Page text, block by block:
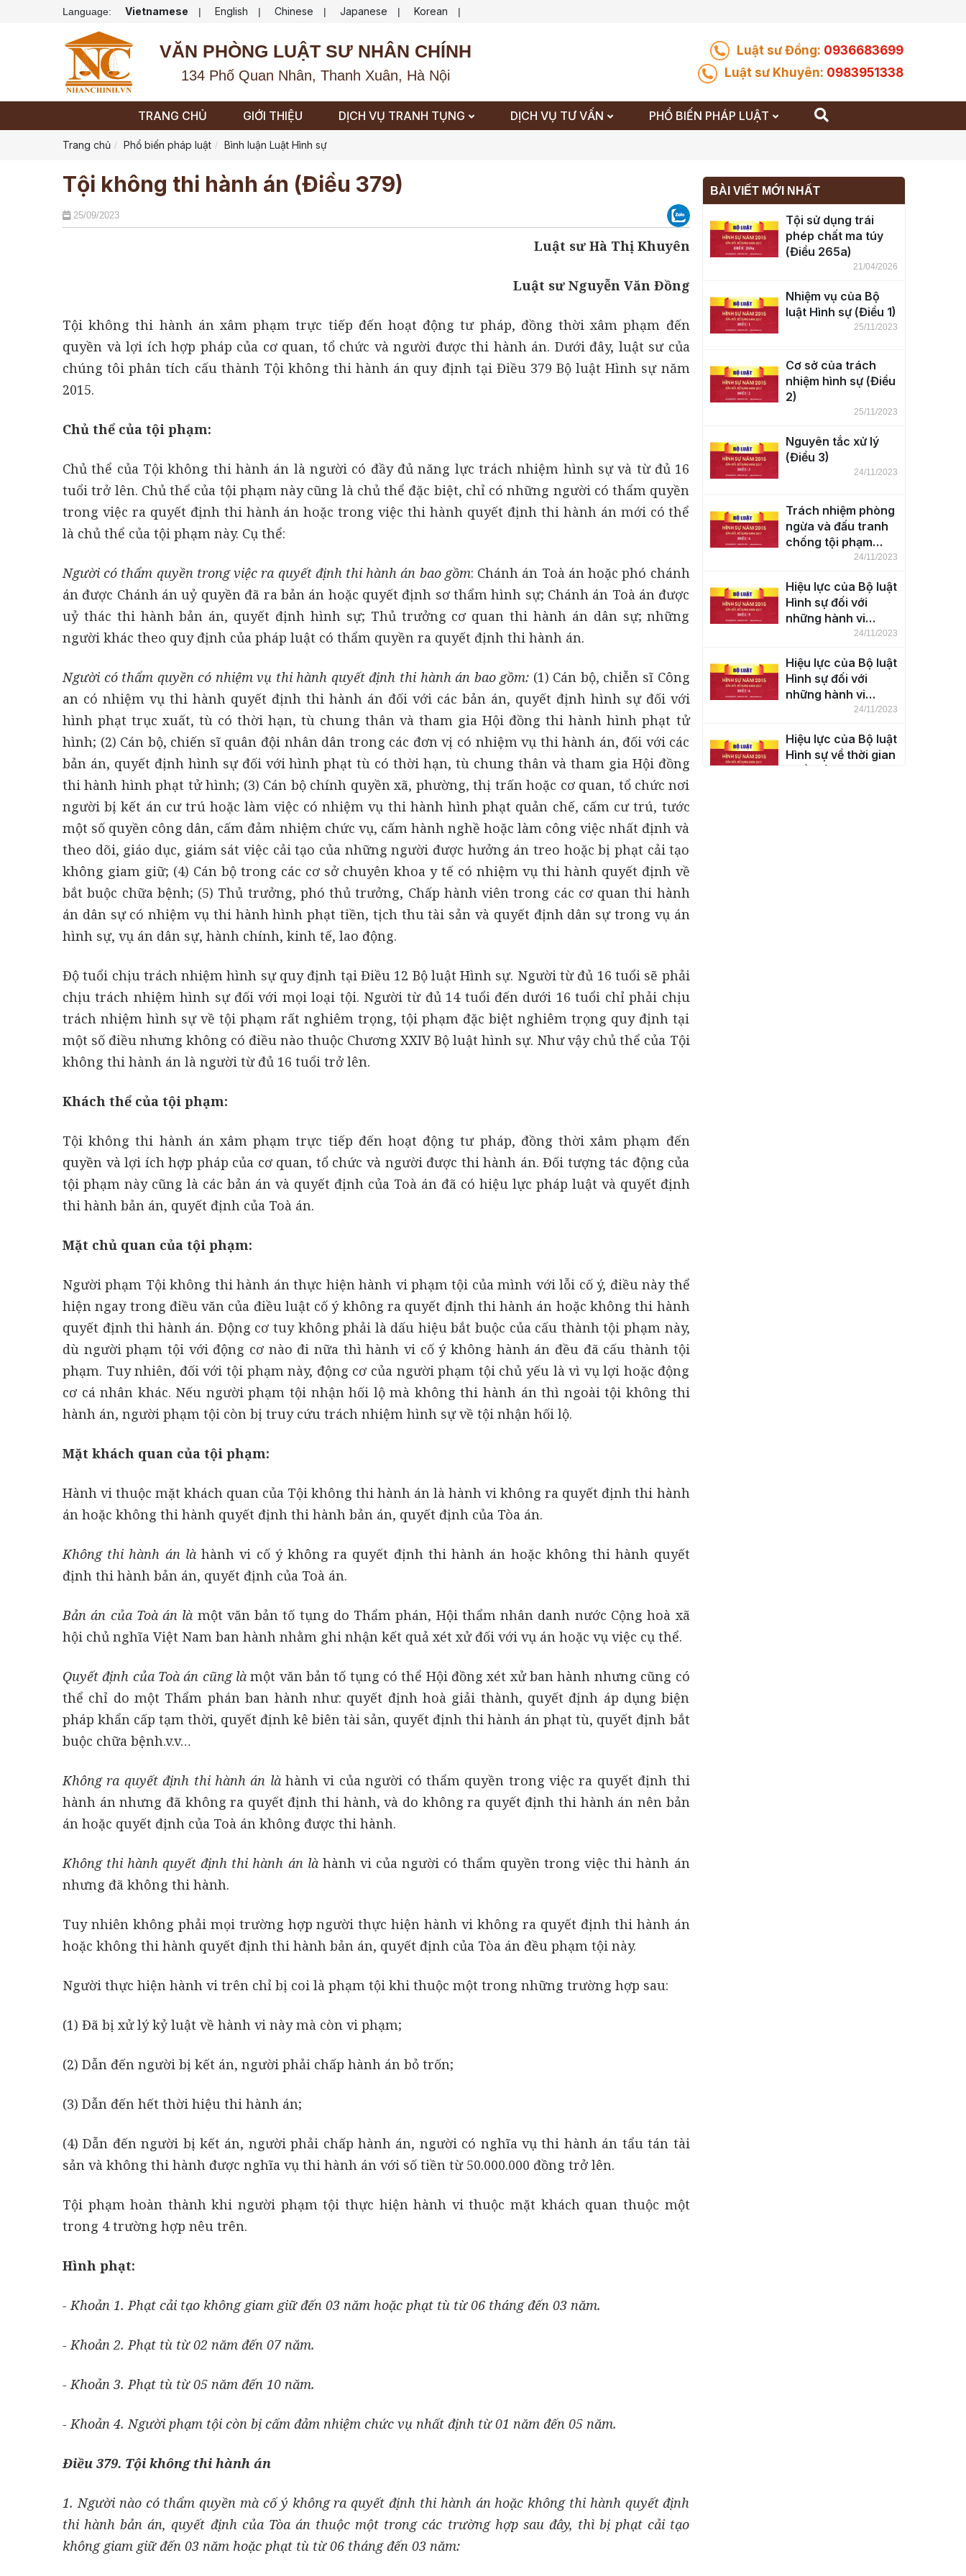
Language: Vietnamese | English | Chinese | Japanese | Korean |
VĂN PHÒNG LUẬT SƯ NHÂN CHÍNH
134 Phố Quan Nhân, Thanh Xuân, Hà Nội
Luật sư Đồng: 0936683699
Luật sư Khuyên: 0983951338
TRANG CHỦ GIỚI THIỆU DỊCH VỤ TRANH TỤNG DỊCH VỤ TƯ VẤN PHỔ BIẾN PHÁP LUẬT
Trang chủ Phổ biến pháp luật Bình luận Luật Hình sự
Tội không thi hành án (Điều 379)
25/09/2023
Luật sư Hà Thị Khuyên
Luật sư Nguyễn Văn Đồng
Tội không thi hành án xâm phạm trực tiếp đến hoạt động tư pháp, đồng thời xâm phạm đến
quyền và lợi ích hợp pháp của cơ quan, tổ chức và người được thi hành án. Dưới đây, luật sư của
chúng tôi phân tích cấu thành Tội không thi hành án quy định tại Điều 379 Bộ luật Hình sự năm
2015.
Chủ thể của tội phạm:
Chủ thể của Tội không thi hành án là người có đầy đủ năng lực trách nhiệm hình sự và từ đủ 16
tuổi trở lên. Chủ thể của tội phạm này cũng là chủ thể đặc biệt, chỉ có những người có thẩm quyền
trong việc ra quyết định thi hành án hoặc trong việc thi hành quyết định thi hành án mới có thể
là chủ thể của tội phạm này. Cụ thể:
Người có thẩm quyền trong việc ra quyết định thi hành án bao gồm: Chánh án Toà án hoặc phó chánh
án được Chánh án uỷ quyền đã ra bản án hoặc quyết định sơ thẩm hình sự; Chánh án Toà án được
uỷ thác thi hành bản án, quyết định hình sự; Thủ trưởng cơ quan thi hành án dân sự; những
người khác theo quy định của pháp luật có thẩm quyền ra quyết định thi hành án.
Người có thẩm quyền có nhiệm vụ thi hành quyết định thi hành án bao gồm: (1) Cán bộ, chiễn sĩ Công
an có nhiệm vụ thi hành quyết định thi hành án đối với các bản án, quyết định hình sự đối với
hình phạt trục xuất, tù có thời hạn, tù chung thân và tham gia Hội đồng thi hành hình phạt tử
hình; (2) Cán bộ, chiến sĩ quân đội nhân dân trong các đơn vị có nhiệm vụ thi hành án, đối với các
bản án, quyết định hình sự đối với hình phạt tù có thời hạn, tù chung thân và tham gia Hội đồng
thi hành hình phạt tử hình; (3) Cán bộ chính quyền xã, phường, thị trấn hoặc cơ quan, tổ chức nơi
người bị kết án cư trú hoặc làm việc có nhiệm vụ thi hành hình phạt quản chế, cấm cư trú, tước
một số quyền công dân, cấm đảm nhiệm chức vụ, cấm hành nghề hoặc làm công việc nhất định và
theo dõi, giáo dục, giám sát việc cải tạo của những người được hưởng án treo hoặc bị phạt cải tạo
không giam giữ; (4) Cán bộ trong các cơ sở chuyên khoa y tế có nhiệm vụ thi hành quyết định về
bắt buộc chữa bệnh; (5) Thủ trưởng, phó thủ trưởng, Chấp hành viên trong các cơ quan thi hành
án dân sự có nhiệm vụ thi hành hình phạt tiền, tịch thu tài sản và quyết định dân sự trong vụ án
hình sự, vụ án dân sự, hành chính, kinh tế, lao động.
Độ tuổi chịu trách nhiệm hình sự quy định tại Điều 12 Bộ luật Hình sự. Người từ đủ 16 tuổi sẽ phải
chịu trách nhiệm hình sự đối với mọi loại tội. Người từ đủ 14 tuổi đến dưới 16 tuổi chỉ phải chịu
trách nhiệm hình sự về tội phạm rất nghiêm trọng, tội phạm đặc biệt nghiêm trọng quy định tại
một số điều nhưng không có điều nào thuộc Chương XXIV Bộ luật hình sự. Như vậy chủ thể của Tội
không thi hành án là người từ đủ 16 tuổi trở lên.
Khách thể của tội phạm:
Tội không thi hành án xâm phạm trực tiếp đến hoạt động tư pháp, đồng thời xâm phạm đến
quyền và lợi ích hợp pháp của cơ quan, tổ chức và người được thi hành án. Đối tượng tác động của
tội phạm này cũng là các bản án và quyết định của Toà án đã có hiệu lực pháp luật và quyết định
thi hành bản án, quyết định của Toà án.
Mặt chủ quan của tội phạm:
Người phạm Tội không thi hành án thực hiện hành vi phạm tội của mình với lỗi cố ý, điều này thể
hiện ngay trong điều văn của điều luật cố ý không ra quyết định thi hành án hoặc không thi hành
quyết định thi hành án. Động cơ tuy không phải là dấu hiệu bắt buộc của cấu thành tội phạm này,
dù người phạm tội với động cơ nào đi nữa thì hành vi cố ý không hành án đều đã cấu thành tội
phạm. Tuy nhiên, đối với tội phạm này, động cơ của người phạm tội chủ yếu là vì vụ lợi hoặc động
cơ cá nhân khác. Nếu người phạm tội nhận hối lộ mà không thi hành án thì ngoài tội không thi
hành án, người phạm tội còn bị truy cứu trách nhiệm hình sự về tội nhận hối lộ.
Mặt khách quan của tội phạm:
Hành vi thuộc mặt khách quan của Tội không thi hành án là hành vi không ra quyết định thi hành
án hoặc không thi hành quyết định thi hành bản án, quyết định của Tòa án.
Không thi hành án làhành vi cố ý không ra quyết định thi hành án hoặc không thi hành quyết
định thi hành bản án, quyết định của Toà án.
Bản án của Toà án là một văn bản tố tụng do Thẩm phán, Hội thẩm nhân danh nước Cộng hoà xã
hội chủ nghĩa Việt Nam ban hành nhằm ghi nhận kết quả xét xử đối với vụ án hoặc vụ việc cụ thể.
Quyết định của Toà án cũng làmột văn bản tố tụng có thể Hội đồng xét xử ban hành nhưng cũng có
thể chỉ do một Thẩm phán ban hành như: quyết định hoà giải thành, quyết định áp dụng biện
pháp khẩn cấp tạm thời, quyết định kê biên tài sản, quyết định thi hành án phạt tù, quyết định bắt
buộc chữa bệnh.v.v…
Không ra quyết định thi hành án làhành vi của người có thẩm quyền trong việc ra quyết định thi
hành án nhưng đã không ra quyết định thi hành, và do không ra quyết định thi hành án nên bản
án hoặc quyết định của Toà án không được thi hành.
Không thi hành quyết định thi hành án làhành vi của người có thẩm quyền trong việc thi hành án
nhưng đã không thi hành.
Tuy nhiên không phải mọi trường hợp người thực hiện hành vi không ra quyết định thi hành án
hoặc không thi hành quyết định thi hành bản án, quyết định của Tòa án đều phạm tội này.
Người thực hiện hành vi trên chỉ bị coi là phạm tội khi thuộc một trong những trường hợp sau:
(1) Đã bị xử lý kỷ luật về hành vi này mà còn vi phạm;
(2) Dẫn đến người bị kết án, người phải chấp hành án bỏ trốn;
(3) Dẫn đến hết thời hiệu thi hành án;
(4) Dẫn đến người bị kết án, người phải chấp hành án, người có nghĩa vụ thi hành án tẩu tán tài
sản và không thi hành được nghĩa vụ thi hành án với số tiền từ 50.000.000 đồng trở lên.
Tội phạm hoàn thành khi người phạm tội thực hiện hành vi thuộc mặt khách quan thuộc một
trong 4 trường hợp nêu trên.
Hình phạt:
- Khoản 1. Phạt cải tạo không giam giữ đến 03 năm hoặc phạt tù từ 06 tháng đến 03 năm.
- Khoản 2. Phạt tù từ 02 năm đến 07 năm.
- Khoản 3. Phạt tù từ 05 năm đến 10 năm.
- Khoản 4. Người phạm tội còn bị cấm đảm nhiệm chức vụ nhất định từ 01 năm đến 05 năm.
Điều 379. Tội không thi hành án
1. Người nào có thẩm quyền mà cố ý không ra quyết định thi hành án hoặc không thi hành quyết định
thi hành bản án, quyết định của Tòa án thuộc một trong các trường hợp sau đây, thì bị phạt cải tạo
không giam giữ đến 03 năm hoặc phạt tù từ 06 tháng đến 03 năm:
BÀI VIẾT MỚI NHẤT
Tội sử dụng trái
phép chất ma túy
(Điều 265a)
21/04/2026
Nhiệm vụ của Bộ
luật Hình sự (Điều 1)
25/11/2023
Cơ sở của trách
nhiệm hình sự (Điều
2)
25/11/2023
Nguyên tắc xử lý
(Điều 3)
24/11/2023
Trách nhiệm phòng
ngừa và đấu tranh
chống tội phạm
24/11/2023
Hiệu lực của Bộ luật
Hình sự đối với
những hành vi
phạm tội trên lãnh
xã hội chủ nghĩa
Việt Nam (Điều 5)
24/11/2023
Hiệu lực của Bộ luật
Hình sự đối với
những hành vi
phạm tội ở ngoài
hòa xã hội chủ
nghĩa Việt Nam
24/11/2023
Hiệu lực của Bộ luật
Hình sự về thời gian
(Điều 7)